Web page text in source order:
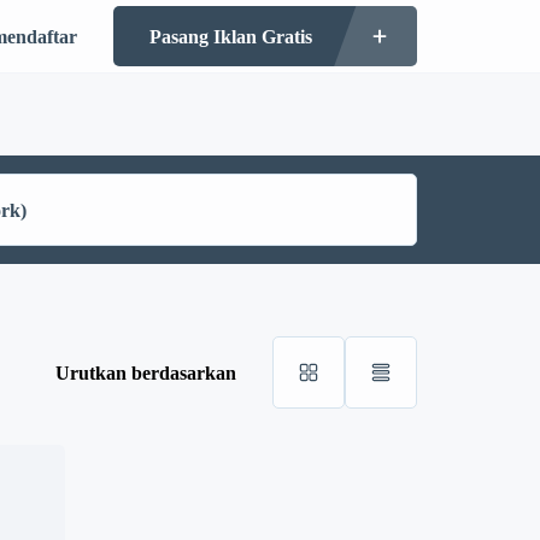
Pasang Iklan Gratis
Urutkan berdasarkan